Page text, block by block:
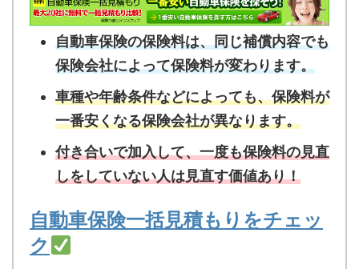
自動車保険の保険料は、同じ補償内容でも
保険会社によって保険料が変わります。
車種や年齢条件などによっても、保険料が
一番安くなる保険会社が異なります。
付き合いで加入して、一度も保険料の見直
しをしていない人は見直す価値あり！
自動車保険一括見積もりをチェッ
ク